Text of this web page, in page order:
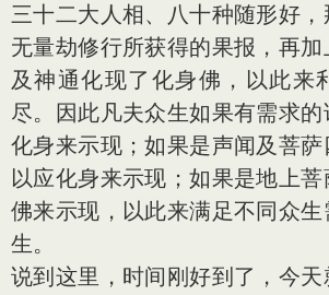
三十二大人相、八十种随形好
无量劫修行所获得的果报，再
及神通化现了化身佛，以此来
尽。因此凡夫众生如果有需求
化身来示现；如果是声闻及菩
以应化身来示现；如果是地上
佛来示现，以此来满足不同众
生。
说到这里，时间刚好到了，今